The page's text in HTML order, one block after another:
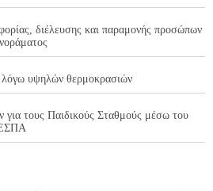
διέλευσης και παραμονής προσώπων
λόγω υψηλών θερμοκρασιών
για τους Παιδικούς Σταθμούς μέσω του